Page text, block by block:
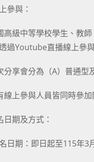
參與：
高級中等學校學生、教
過Youtube直播線上參
分享會分為（A）普通型
線上參與人員皆同時參
日期及方式：
日期：即日起至115年3